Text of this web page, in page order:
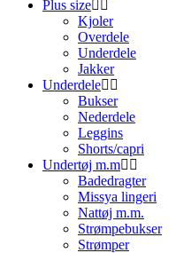
Plus size
Kjoler
Overdele
Underdele
Jakker
Underdele
Bukser
Nederdele
Leggins
Shorts/capri
Undertøj m.m
Badedragter
Missya lingeri
Nattøj m.m.
Strømpebukser
Strømper